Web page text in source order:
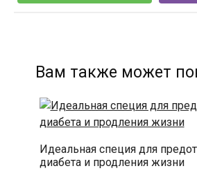
Вам также может
Идеальная специя для
диабета и продления жизни